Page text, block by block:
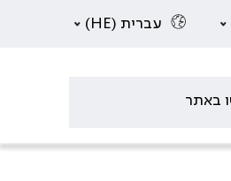
עברית (HE)